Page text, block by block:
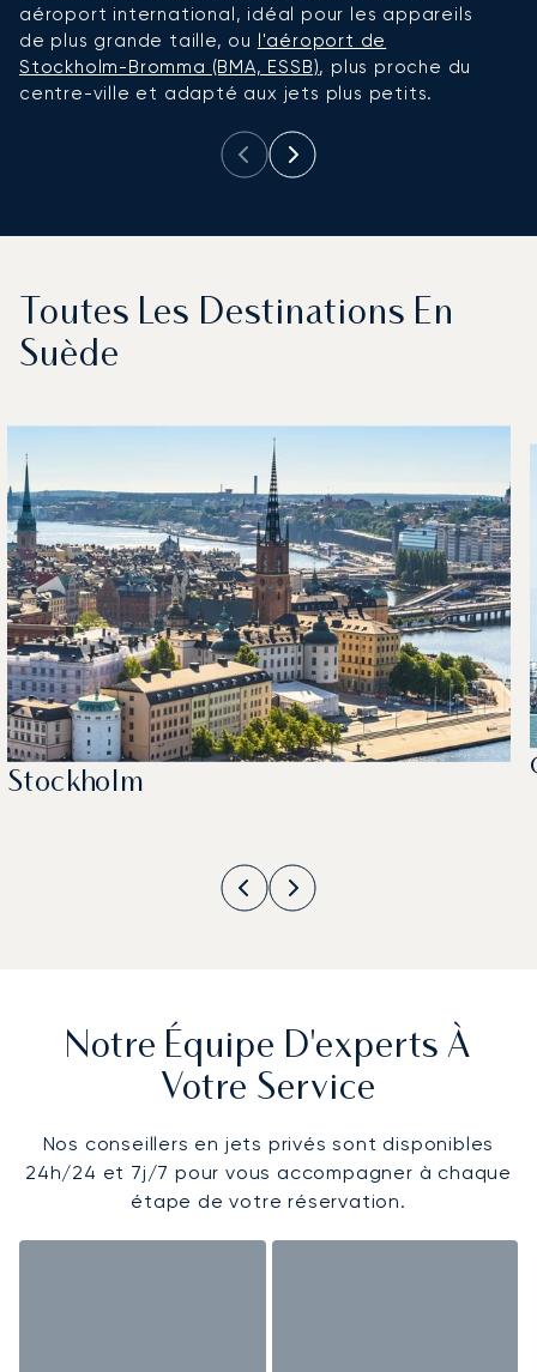
aéroport international, idéal pour les appareils
de plus grande taille, ou l'aéroport de
Stockholm-Bromma (BMA, ESSB), plus proche du
centre-ville et adapté aux jets plus petits.
Toutes Les Destinations En
Suède
Stockholm
Notre Équipe D'experts À
Votre Service
Nos conseillers en jets privés sont disponibles
24h/24 et 7j/7 pour vous accompagner à chaque
étape de votre réservation.